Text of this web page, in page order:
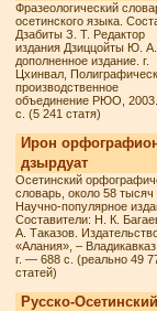
Фразеологический
осетинского языка.
Дзабиты З. Т. Редактор
издания Дзиццойты Ю.
дополненное издание. г.
Цхинвал,
производственное
объединение РЮО,
с. (5 241 статя)
Ирон
дзырдуат
Осетинский
словарь, около 58 тысяч
Научно-популярное
Составители: Н. К.
А. Таказов.
«Алания», –
г. — 688 с. (реально 49
статей)
Русско-Осетинский